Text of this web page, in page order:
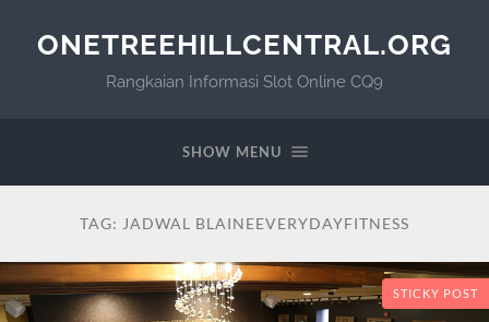
ONETREEHILLCENTRAL.ORG
Rangkaian Informasi Slot Online CQ9
SHOW MENU
TAG: JADWAL BLAINEEVERYDAYFITNESS
STICKY POST